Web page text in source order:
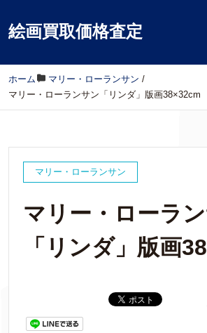
絵画買取価格査定
ホーム / マリー・ローランサン /
マリー・ローランサン「リンダ」版画38×32cm
マリー・ローランサン
マリー・ローラ
「リンダ」版画